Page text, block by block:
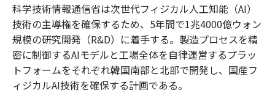
科学技術情報通信省は次世代フィジカル人工知能（AI）
技術の主導権を確保するため、5年間で1兆4000億ウォン
規模の研究開発（R&D）に着手する。製造プロセスを精
密に制御するAIモデルと工場全体を自律運営するプラッ
トフォームをそれぞれ韓国南部と北部で開発し、国産フ
ィジカルAI技術を確保する計画である。